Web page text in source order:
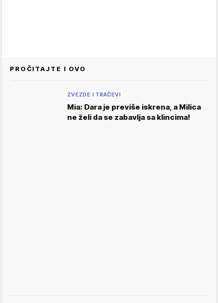
PROČITAJTE I OVO
ZVEZDE I TRAČEVI
Mia: Dara je previše iskrena, a Milica
ne želi da se zabavlja sa klincima!